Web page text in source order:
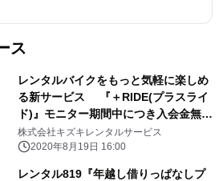
ス
レンタルバイクをもっと気軽に楽しめ
る新サービス 『＋RIDE(プラスライ
ド)』モニター期間中につき入会金無
料！
株式会社キズキレンタルサービス
2020年8月19日 16:00
レンタル819『年越し借りっぱなしプ